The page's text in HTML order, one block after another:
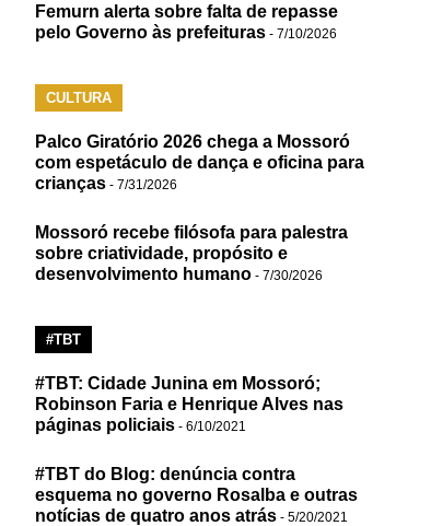
Femurn alerta sobre falta de repasse
pelo Governo às prefeituras - 7/10/2026
CULTURA
Palco Giratório 2026 chega a Mossoró
com espetáculo de dança e oficina para
crianças - 7/31/2026
Mossoró recebe filósofa para palestra
sobre criatividade, propósito e
desenvolvimento humano - 7/30/2026
#TBT
#TBT: Cidade Junina em Mossoró;
Robinson Faria e Henrique Alves nas
páginas policiais - 6/10/2021
#TBT do Blog: denúncia contra
esquema no governo Rosalba e outras
notícias de quatro anos atrás - 5/20/2021